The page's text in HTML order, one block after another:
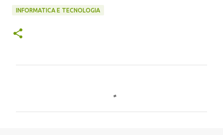
INFORMATICA E TECNOLOGIA